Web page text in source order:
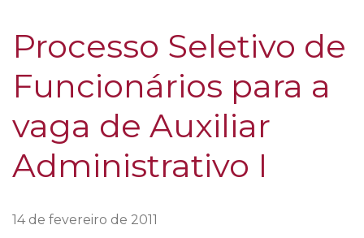
Processo Seletivo de
Funcionários para a
vaga de Auxiliar
Administrativo I
14 de fevereiro de 2011